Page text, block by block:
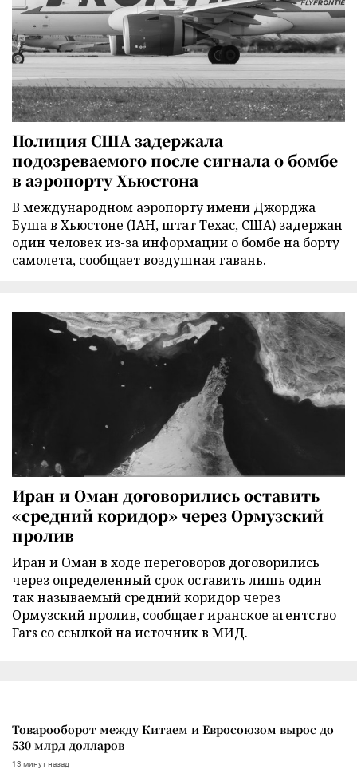
Полиция США задержала
подозреваемого после сигнала о бомбе
в аэропорту Хьюстона
В международном аэропорту имени Джорджа
Буша в Хьюстоне (IAH, штат Техас, США) задержан
один человек из-за информации о бомбе на борту
самолета, сообщает воздушная гавань.
Иран и Оман договорились оставить
«средний коридор» через Ормузский
пролив
Иран и Оман в ходе переговоров договорились
через определенный срок оставить лишь один
так называемый средний коридор через
Ормузский пролив, сообщает иранское агентство
Fars со ссылкой на источник в МИД.
Товарооборот между Китаем и Евросоюзом вырос до
530 млрд долларов
13 минут назад